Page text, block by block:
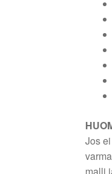
Jos
malli